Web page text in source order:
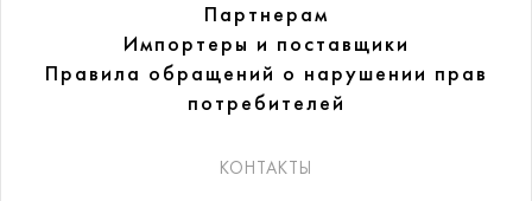
Партнерам
Импортеры и поставщики
Правила обращений о нарушении прав
потребителей
КОНТАКТЫ